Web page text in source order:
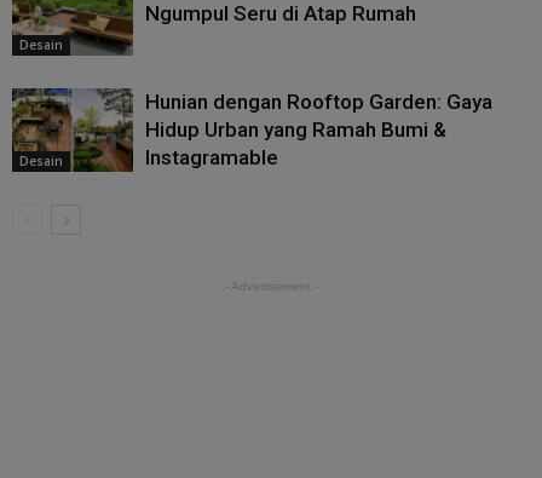
Desain
Ngumpul Seru di Atap Rumah
Desain
Hunian dengan Rooftop Garden: Gaya
Hidup Urban yang Ramah Bumi &
Instagramable
- Advertisement -